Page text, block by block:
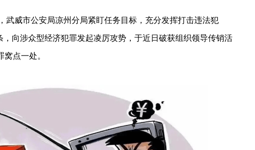
武威市公安局凉州分局紧盯任务目标，充分发挥打击违法犯
向涉众型经济犯罪发起凌厉攻势，于近日破获组织领导传销活
点一处。